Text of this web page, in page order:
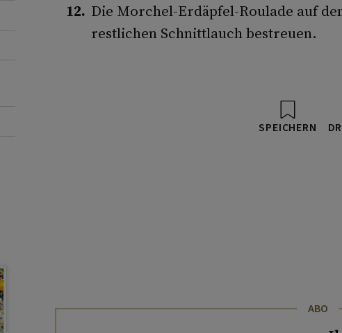
Die Morchel-Erdäpfel-Roulade auf
restlichen Schnittlauch bestreuen.
SPEICHERN
ABO